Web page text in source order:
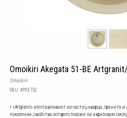
Omoikiri Akegata 51-BE
Omoikiri
SKU:4993752
• «Artgranit» изготавливают из частиц кварца, гранита и
поколения, свойства которого похожи на акриловую